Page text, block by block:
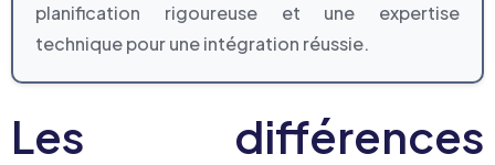
planification rigoureuse et une expertise
technique pour une intégration réussie.
Les différences